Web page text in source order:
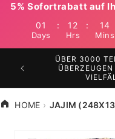
5% Sofortrabatt auf
01
Days
: 12
Hrs
: 14
Mins
ÜBER 3000
HOME JAJIM